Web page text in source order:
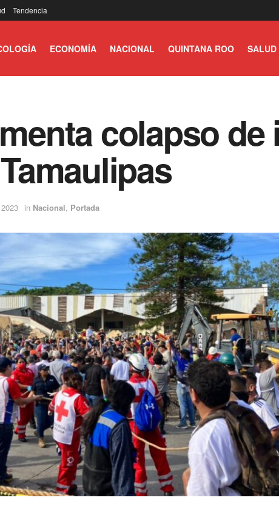
Tendencia
ECONOMÍA NACIONAL QUINTANA ROO SALUD
colapso
in Nacional, Portada